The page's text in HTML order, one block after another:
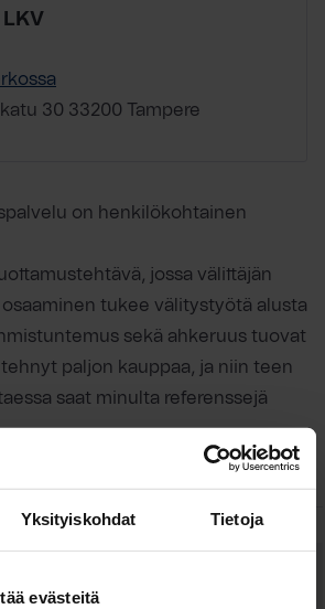
Yksityiskohdat Tietoja
evästeitä
30 33200 Tampere
on henkilökohtainen
jossa välittäjän
tukee välitystyötä alusta
sekä ahkeruus tuovat
paljon kauppaa, ja niin teen
saat minulta referenssejä
OTA YHTEYTTÄ